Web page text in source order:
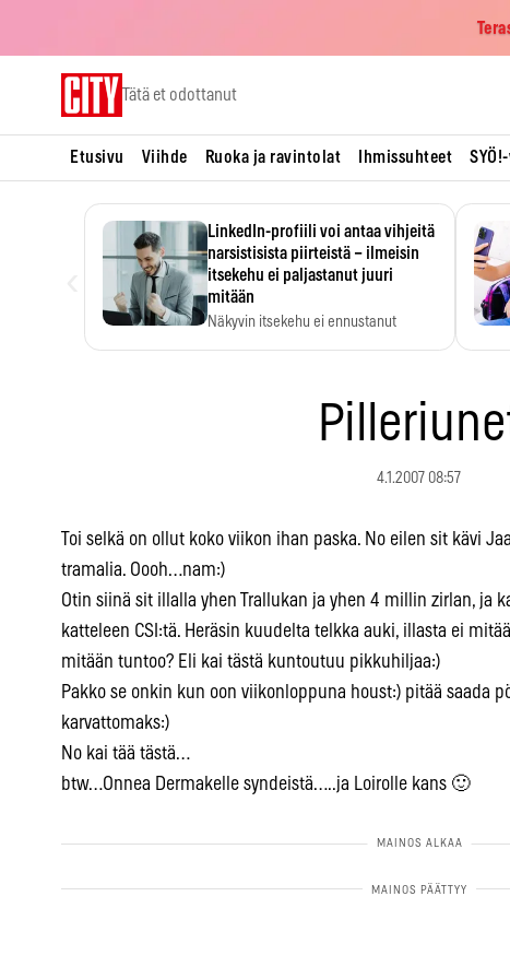
Tätä et odottanut
Etusivu Viihde Ruoka ja ravintolat Ihmissuhteet
LinkedIn-profiili voi antaa vihjeitä
narsistisista piirteistä – ilmeisin
itsekehu ei paljastanut juuri
mitään
Näkyvin itsekehu ei ennustanut
4.1.2007 08:57
Toi selkä on ollut koko viikon ihan paska. No eilen sit kävi
tramalia. Oooh…nam:)
Otin siinä sit illalla yhen Trallukan ja yhen 4 millin zirlan, ja
katteleen CSI:tä. Heräsin kuudelta telkka auki, illasta ei
mitään tuntoo? Eli kai tästä kuntoutuu pikkuhiljaa:)
Pakko se onkin kun oon viikonloppuna houst:) pitää saada
karvattomaks:)
No kai tää tästä…
btw…Onnea Dermakelle syndeistä…..ja Loirolle kans 🙂